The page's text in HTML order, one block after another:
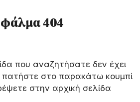
404
που αναζητήσατε δεν έχει
στο παρακάτω κουμπί
στην αρχική σελίδα